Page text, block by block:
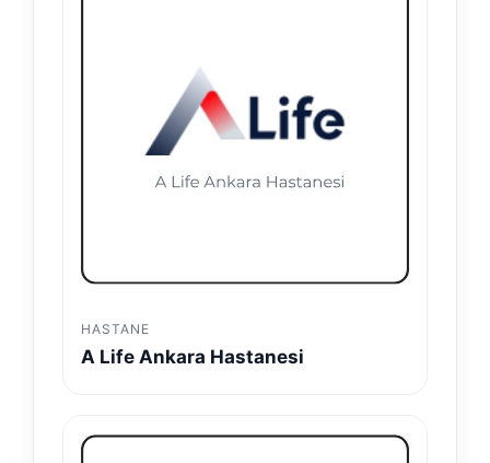
HASTANE
A Life Ankara Hastanesi